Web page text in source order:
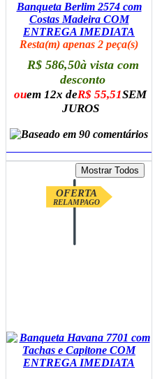
Banqueta Berlim 2574 com
Costas Madeira COM
ENTREGA IMEDIATA
Resta(m) apenas 2 peça(s)
R$ 586,50à vista com
desconto
ouem 12x deR$ 55,51SEM
JUROS
OFERTA
RELAMPAGO